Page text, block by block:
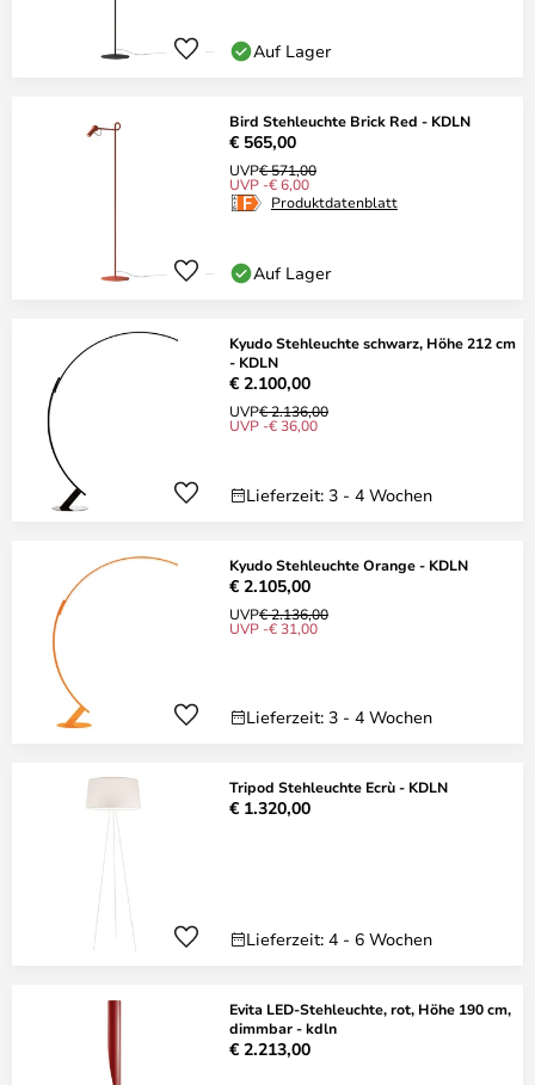
Auf Lager
Bird Stehleuchte Brick Red - KDLN
€ 565,00
UVP€ 571,00
UVP -€ 6,00
Produktdatenblatt
Auf Lager
Kyudo Stehleuchte schwarz, Höhe 212 cm
- KDLN
€ 2.100,00
UVP€ 2.136,00
UVP -€ 36,00
Lieferzeit: 3 - 4 Wochen
Kyudo Stehleuchte Orange - KDLN
€ 2.105,00
UVP€ 2.136,00
UVP -€ 31,00
Lieferzeit: 3 - 4 Wochen
Tripod Stehleuchte Ecrù - KDLN
€ 1.320,00
Lieferzeit: 4 - 6 Wochen
Evita LED-Stehleuchte, rot, Höhe 190 cm,
dimmbar - kdln
€ 2.213,00